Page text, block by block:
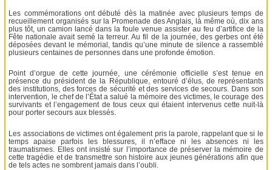
Les commémorations ont débuté dès la matinée avec plusieurs temps de
recueillement organisés sur la Promenade des Anglais, là même où, dix ans
plus tôt, un camion lancé dans la foule venue assister au feu d’artifice de la
Fête nationale avait semé la terreur. Au fil de la journée, des gerbes ont été
déposées devant le mémorial, tandis qu’une minute de silence a rassemblé
plusieurs centaines de personnes dans une profonde émotion.
Point d’orgue de cette journée, une cérémonie officielle s’est tenue en
présence du président de la République, entouré d’élus, de représentants
des institutions, des forces de sécurité et des services de secours. Dans son
intervention, le chef de l’État a salué la mémoire des victimes, le courage des
survivants et l’engagement de tous ceux qui étaient intervenus cette nuit-là
pour porter secours aux blessés.
Les associations de victimes ont également pris la parole, rappelant que si le
temps apaise parfois les blessures, il n’efface ni les absences ni les
traumatismes. Elles ont insisté sur l’importance de préserver la mémoire de
cette tragédie et de transmettre son histoire aux jeunes générations afin que
de tels actes ne sombrent jamais dans l’oubli.